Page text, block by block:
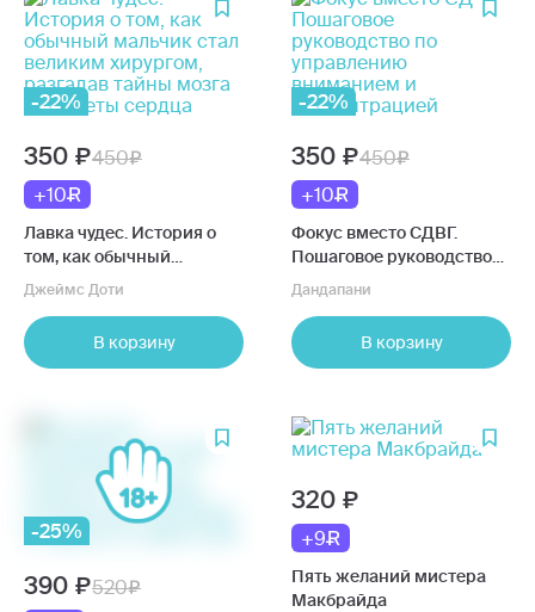
-22%
350
450
+10
Лавка чудес. История о
том, как обычный
мальчик стал великим
мозга и секреты сердца
Джеймс Доти
В корзину
-22%
350
450
+10
Фокус вместо СДВГ.
Пошаговое руководство
по управлению
концентрацией
Дандапани
В корзину
-25%
390
520
320
+9
Пять желаний мистера
Макбрайда